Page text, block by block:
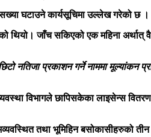
घटाउने कार्यसूचिमा उल्लेख गरेको छ ।
जाँच सकिएको एक महिना अर्थात्
प्रकाशन गर्ने नाममा मूल्यांकन
विभागले छापिसकेका लाइसेन्स वितरण
तथा भूमिहिन बसोकासीहरुको